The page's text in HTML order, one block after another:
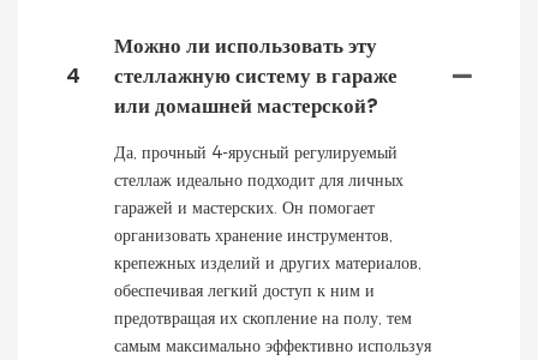
4
Можно ли использовать эту
стеллажную систему в гараже
или домашней мастерской?
Да, прочный 4-ярусный регулируемый
стеллаж идеально подходит для личных
гаражей и мастерских. Он помогает
организовать хранение инструментов,
крепежных изделий и других материалов,
обеспечивая легкий доступ к ним и
предотвращая их скопление на полу, тем
самым максимально эффективно используя